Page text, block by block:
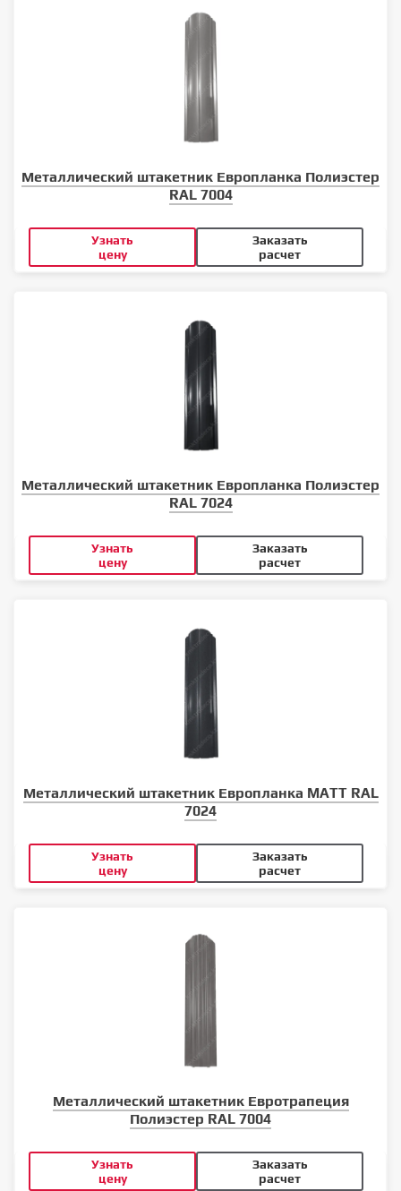
Металлический штакетник Европланка Полиэстер
RAL 7004
Узнать
цену
Заказать
расчет
Металлический штакетник Европланка Полиэстер
RAL 7024
Узнать
цену
Заказать
расчет
Металлический штакетник Европланка MATT RAL
7024
Узнать
цену
Заказать
расчет
Металлический штакетник Евротрапеция
Полиэстер RAL 7004
Узнать
цену
Заказать
расчет